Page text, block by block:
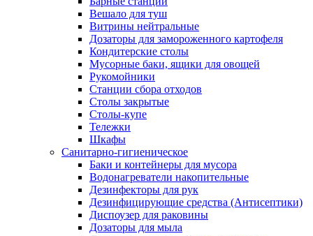
Вешало для туш
Витрины нейтральные
Дозаторы для замороженного картофеля
Кондитерские столы
Мусорные баки, ящики для овощей
Рукомойники
Станции сбора отходов
Столы закрытые
Столы-купе
Тележки
Шкафы
Санитарно-гигиеническое
Баки и контейнеры для мусора
Водонагреватели накопительные
Дезинфекторы для рук
Дезинфицирующие средства (Антисептики)
Диспоузер для раковины
Дозаторы для мыла